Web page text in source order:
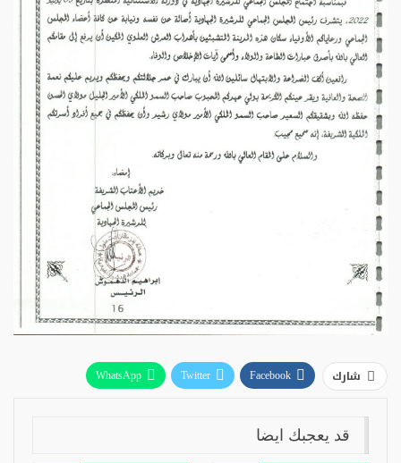
شارك Facebook
Twitter
WhatsApp
قد يعجبك ايضا